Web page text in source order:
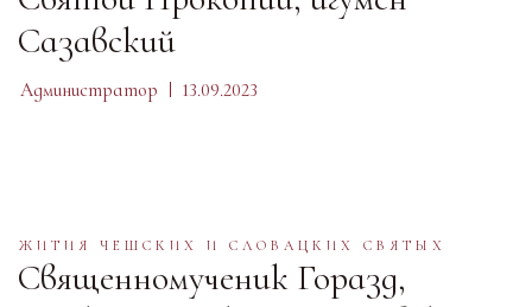
Сазавский
Администратор 13.09.2023
ЖИТИЯ ЧЕШСКИХ И СЛОВАЦКИХ СВЯТЫХ
Священномученик Горазд,